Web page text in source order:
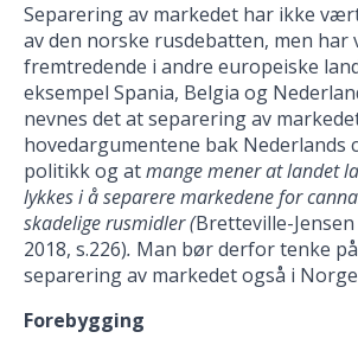
Separering av markedet har ikke
av den norske rusdebatten, men
fremtredende i andre europeiske
eksempel Spania, Belgia og
nevnes det at separering av
hovedargumentene bak Nederlands
politikk og atmange mener at landet
lykkes i å separere markedene for
skadelige rusmidler (Bretteville-
2018, s.226). Man bør derfor tenke
separering av markedet også i
Forebygging